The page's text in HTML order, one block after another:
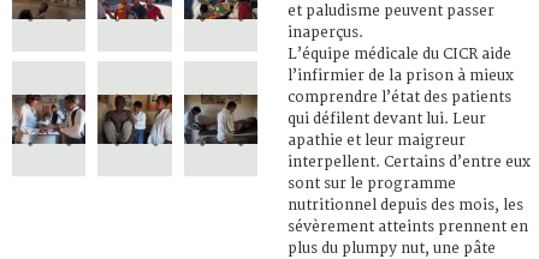
et paludisme peuvent passer
inaperçus.
L’équipe médicale du CICR aide
l’infirmier de la prison à mieux
comprendre l’état des patients
qui défilent devant lui. Leur
apathie et leur maigreur
interpellent. Certains d’entre eux
sont sur le programme
nutritionnel depuis des mois, les
sévèrement atteints prennent en
plus du plumpy nut, une pâte